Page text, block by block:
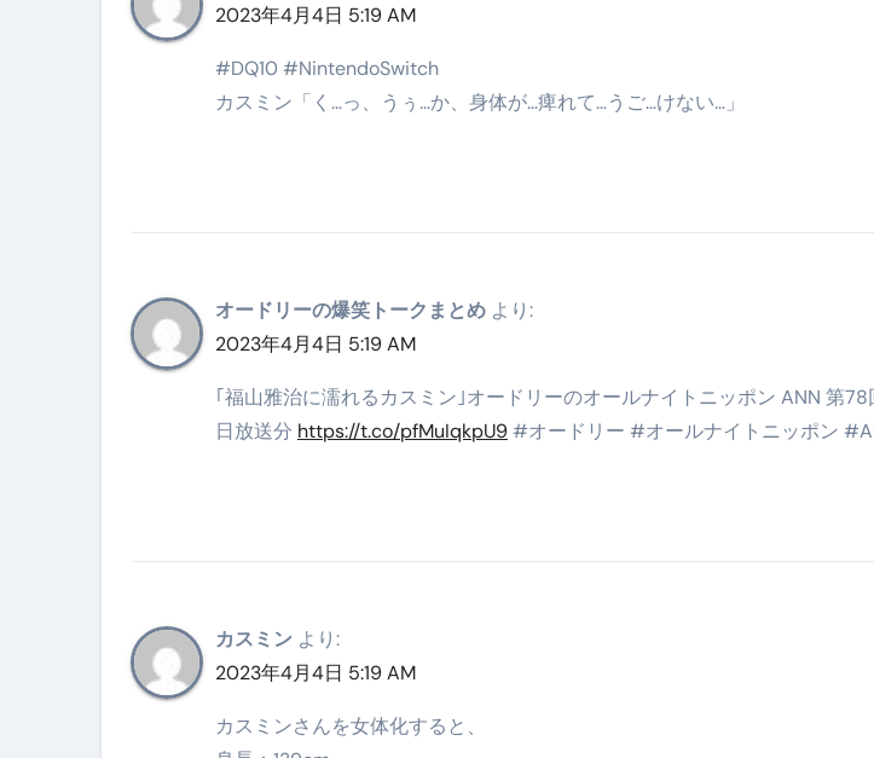
補聴器の選び方 完全ガイド｜集音器との違い・タイプ別比較・価格
失敗しない「爪切り」完全ガイド：高級クリッパー・ニッパー・電
スイーツ完全ガイド ― 人生を少しだけ甘くする、現代スイーツ文化
2023年4月4日 5:19 AM
#DQ10 #NintendoSwitch
カスミン「く…っ、うぅ…か、身体が…痺れて…うご…けない…」
オードリーの爆笑トークまとめ より:
2023年4月4日 5:19 AM
｢福山雅治に濡れるカスミン｣オードリーのオールナイトニッポン ANN 第
日放送分 https://t.co/pfMuIqkpU9#オードリー #オールナイトニッポン
カスミン より:
2023年4月4日 5:19 AM
カスミンさんを女体化すると、